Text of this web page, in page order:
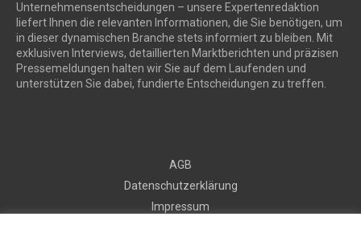
Unternehmensentscheidungen – unsere Expertenredaktion
liefert Ihnen die relevanten Informationen, die Sie benötigen, um
in dieser dynamischen Branche stets informiert zu bleiben. Mit
exklusiven Interviews, detaillierten Marktberichten und präzisen
Pressemeldungen halten wir Sie auf dem Laufenden und
unterstützen Sie dabei, fundierte Entscheidungen zu treffen.
AGB
Datenschutzerklärung
Impressum